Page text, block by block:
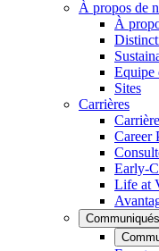
À propos de
À
Equipe
Sites
Carrières
Career
Early-
Life at